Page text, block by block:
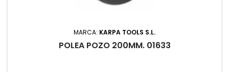
MARCA: KARPA TOOLS S.L.
POLEA POZO 200MM. 01633